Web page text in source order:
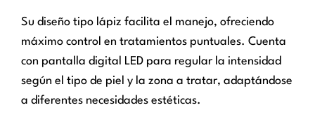
Su diseño tipo lápiz facilita el manejo, ofreciendo
máximo control en tratamientos puntuales. Cuenta
con pantalla digital LED para regular la intensidad
según el tipo de piel y la zona a tratar, adaptándose
a diferentes necesidades estéticas.